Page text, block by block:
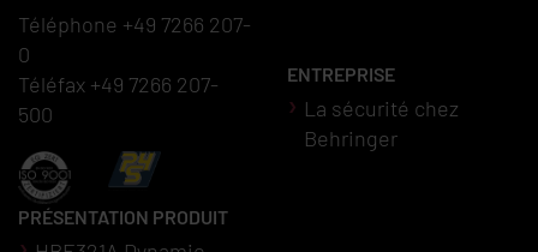
Téléphone +49 7266 207-
0
Téléfax +49 7266 207-
500
ENTREPRISE
La sécurité chez
Behringer
PRÉSENTATION PRODUIT